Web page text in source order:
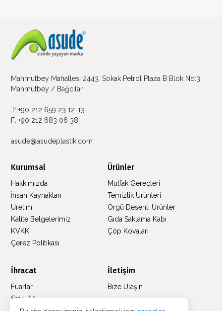
Mahmutbey Mahallesi 2443. Sokak Petrol Plaza B Blok No:3
Mahmutbey / Bağcılar
T: +90 212 659 23 12-13
F: +90 212 683 06 38
asude@asudeplastik.com
Kurumsal
Hakkımızda
İnsan Kaynakları
Üretim
Kalite Belgelerimiz
KVKK
Çerez Politikası
Ürünler
Mutfak Gereçleri
Temizlik Ürünleri
Örgü Desenli Ürünler
Gıda Saklama Kabı
Çöp Kovaları
İhracat
Fuarlar
Satış Ağı
İletişim
Bize Ulaşın